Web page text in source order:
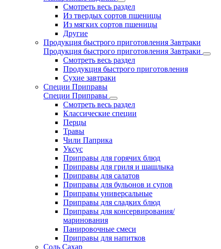
Смотреть весь раздел
Из твердых сортов пшеницы
Из мягких сортов пшеницы
Другие
Продукция быстрого приготовления Завтраки
Продукция быстрого приготовления Завтраки
Смотреть весь раздел
Продукция быстрого приготовления
Сухие завтраки
Специи Приправы
Специи Приправы
Смотреть весь раздел
Классические специи
Перцы
Травы
Чили Паприка
Уксус
Приправы для горячих блюд
Приправы для гриля и шашлыка
Приправы для салатов
Приправы для бульонов и супов
Приправы универсальные
Приправы для сладких блюд
Приправы для консервирования/
маринования
Панировочные смеси
Приправы для напитков
Соль Сахар